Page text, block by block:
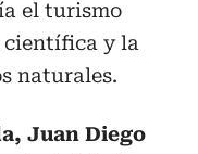
el turismo
y la
naturales.
Juan Diego